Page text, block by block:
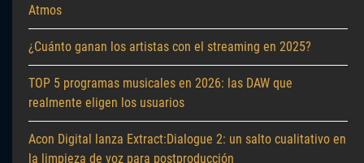
Atmos
¿Cuánto ganan los artistas con el streaming en 2025?
TOP 5 programas musicales en 2026: las DAW que
realmente eligen los usuarios
Acon Digital lanza Extract:Dialogue 2: un salto cualitativo en
la limpieza de voz para postproducción